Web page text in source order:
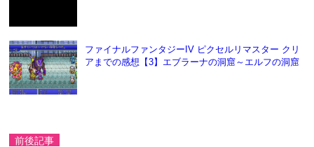
ファイナルファンタジーIV ピクセルリマスター クリ
アまでの感想【3】エブラーナの洞窟～エルフの洞窟
前後記事